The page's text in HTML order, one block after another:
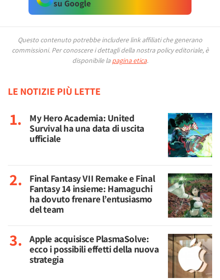
su Google
Questo contenuto potrebbe includere link affiliati che generano
commissioni. Per conoscere i dettagli della nostra policy editoriale, è
disponibile la pagina etica.
LE NOTIZIE PIÙ LETTE
My Hero Academia: United
Survival ha una data di uscita
ufficiale
Final Fantasy VII Remake e Final
Fantasy 14 insieme: Hamaguchi
ha dovuto frenare l’entusiasmo
del team
Apple acquisisce PlasmaSolve:
ecco i possibili effetti della nuova
strategia